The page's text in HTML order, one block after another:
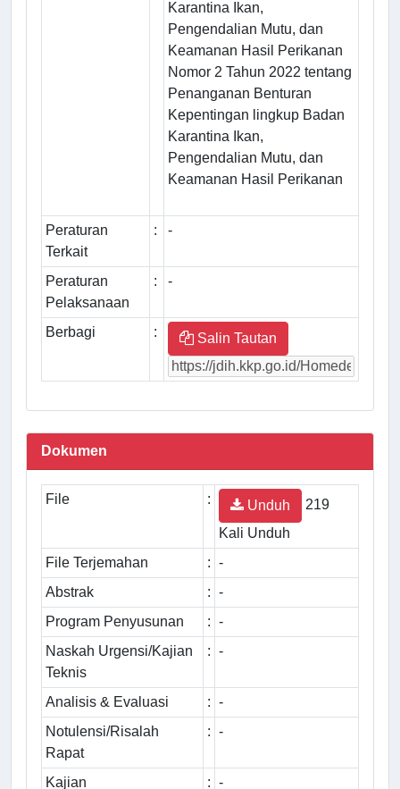
Karantina Ikan,
Pengendalian Mutu, dan
Keamanan Hasil Perikanan
Nomor 2 Tahun 2022 tentang
Penanganan Benturan
Kepentingan lingkup Badan
Karantina Ikan,
Pengendalian Mutu, dan
Keamanan Hasil Perikanan
Peraturan
Terkait
: -
Peraturan
Pelaksanaan
: -
Berbagi : Salin Tautan
Dokumen
File : Unduh
219
Kali Unduh
File Terjemahan
: -
Abstrak
: -
Program Penyusunan
: -
Naskah Urgensi/Kajian
Teknis
: -
Analisis & Evaluasi : -
Notulensi/Risalah
Rapat
: -
Kajian
: -